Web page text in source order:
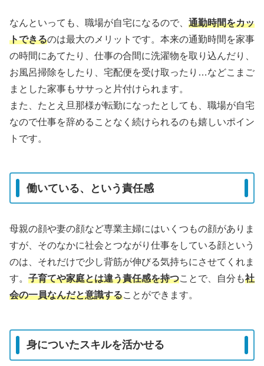
なんといっても、職場が自宅になるので、 通勤時間をカッ
トできるのは最大のメリットです。本来の通勤時間を家事
の時間にあてたり、仕事の合間に洗濯物を取り込んだり、
お風呂掃除をしたり、宅配便を受け取ったり…などこまご
まとした家事もササっと片付けられます。
また、たとえ旦那様が転勤になったとしても、職場が自宅
なので仕事を辞めることなく続けられるのも嬉しいポイン
トです。
働いている、という責任感
母親の顔や妻の顔など専業主婦にはいくつもの顔がありま
すが、そのなかに社会とつながり仕事をしている顔という
のは、それだけで少し背筋が伸びる気持ちにさせてくれま
す。 子育てや家庭とは違う責任感を持つことで、自分も社
会の一員なんだと意識することができます。
身についたスキルを活かせる